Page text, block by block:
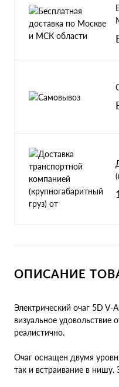
ОПИСАНИЕ
Электрический очаг 5D V-
визуальное
реалистично.
Очаг оснащен двумя
так и встраивание в